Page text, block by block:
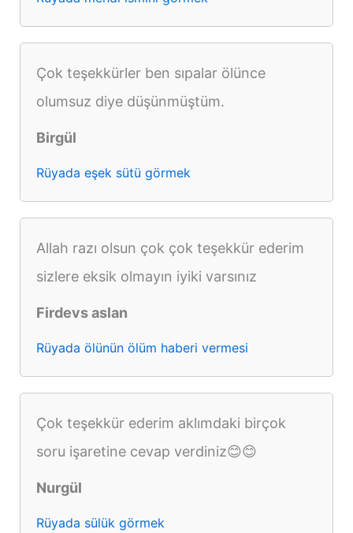
Çok teşekkürler ben sıpalar ölünce
olumsuz diye düşünmüştüm.
Birgül
Rüyada eşek sütü görmek
Allah razı olsun çok çok teşekkür ederim
sizlere eksik olmayın iyiki varsınız
Firdevs aslan
Rüyada ölünün ölüm haberi vermesi
Çok teşekkür ederim aklımdaki birçok
soru işaretine cevap verdiniz😊😊
Nurgül
Rüyada sülük görmek